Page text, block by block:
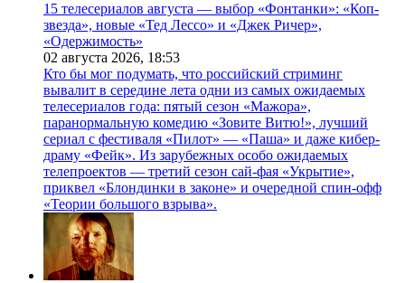
15 телесериалов августа — выбор «Фонтанки»: «Коп-
звезда», новые «Тед Лессо» и «Джек Ричер»,
«Одержимость»
02 августа 2026, 18:53
Кто бы мог подумать, что российский стриминг
вывалит в середине лета одни из самых ожидаемых
телесериалов года: пятый сезон «Мажора»,
паранормальную комедию «Зовите Витю!», лучший
сериал с фестиваля «Пилот» — «Паша» и даже кибер-
драму «Фейк». Из зарубежных особо ожидаемых
телепроектов — третий сезон сай-фая «Укрытие»,
приквел «Блондинки в законе» и очередной спин-офф
«Теории большого взрыва».